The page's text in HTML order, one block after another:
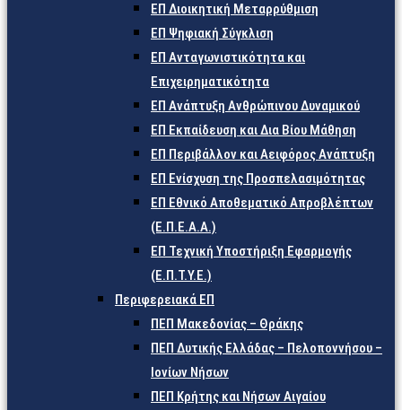
ΕΠ Διοικητική Μεταρρύθμιση
ΕΠ Ψηφιακή Σύγκλιση
ΕΠ Ανταγωνιστικότητα και
Επιχειρηματικότητα
ΕΠ Ανάπτυξη Ανθρώπινου Δυναμικού
ΕΠ Εκπαίδευση και Δια Βίου Μάθηση
ΕΠ Περιβάλλον και Αειφόρος Ανάπτυξη
ΕΠ Ενίσχυση της Προσπελασιμότητας
ΕΠ Εθνικό Αποθεματικό Απροβλέπτων
(Ε.Π.Ε.Α.Α.)
ΕΠ Τεχνική Υποστήριξη Εφαρμογής
(Ε.Π.Τ.Υ.Ε.)
Περιφερειακά ΕΠ
ΠΕΠ Μακεδονίας – Θράκης
ΠΕΠ Δυτικής Ελλάδας – Πελοποννήσου –
Ιονίων Νήσων
ΠΕΠ Κρήτης και Νήσων Αιγαίου